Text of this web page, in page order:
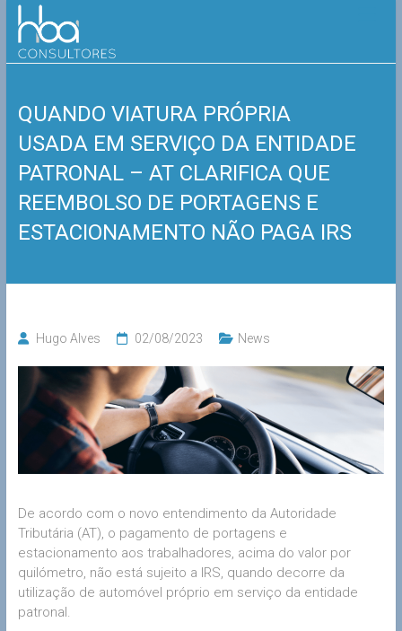
Skip
content
HBA
Consultores
QUANDO VIATURA PRÓPRIA
USADA EM SERVIÇO DA ENTIDADE
PATRONAL – AT CLARIFICA QUE
REEMBOLSO DE PORTAGENS E
ESTACIONAMENTO NÃO PAGA IRS
Hugo Alves 02/08/2023 News
De acordo com o novo entendimento da Autoridade
Tributária (AT), o pagamento de portagens e
estacionamento aos trabalhadores, acima do valor por
quilómetro, não está sujeito a IRS, quando decorre da
utilização de automóvel próprio em serviço da entidade
patronal.